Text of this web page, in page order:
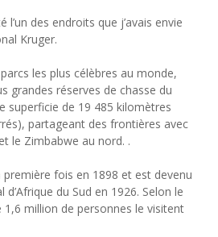
l’un des endroits que j’avais envie
Kruger.
les plus célèbres au monde,
grandes réserves de chasse du
superficie de 19 485 kilomètres
partageant des frontières avec
le Zimbabwe au nord. .
fois en 1898 et est devenu
du Sud en 1926. Selon le
1,6 million de personnes le visitent